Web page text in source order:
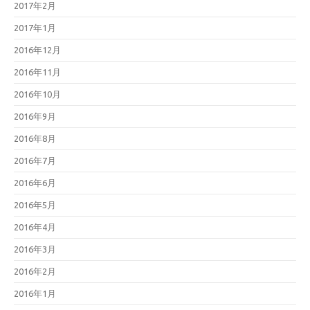
2017年2月
2017年1月
2016年12月
2016年11月
2016年10月
2016年9月
2016年8月
2016年7月
2016年6月
2016年5月
2016年4月
2016年3月
2016年2月
2016年1月